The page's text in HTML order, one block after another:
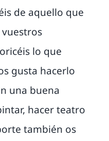
de aquello que
vuestros
lo que
gusta hacerlo
una buena
hacer teatro
también os